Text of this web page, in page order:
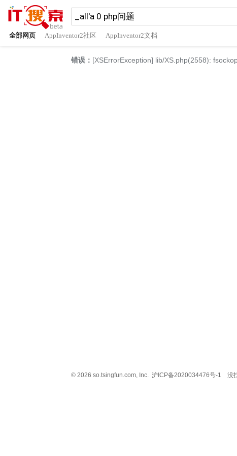
全部网页 AppInventor2社区 AppInventor2文档
错误： [XSErrorException] lib/XS.php(2558):
© 2026 so.tsingfun.com, Inc. 沪ICP备2020034476号-1 没